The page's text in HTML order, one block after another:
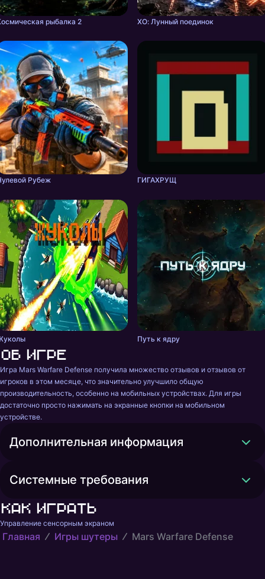
рыбалка 2 ХО: Лунный поединок
Рубеж ГИГАХРУЩ
Путь к ядру
Об игре
Игра Mars Warfare Defense получила множество отзывов и отзывов от
игроков в этом месяце, что значительно улучшило общую
производительность, особенно на мобильных устройствах. Для игры
достаточно просто нажимать на экранные кнопки на мобильном
устройстве.
Дополнительная информация
Системные требования
Как играть
Управление сенсорным экраном
Главная Игры шутеры Mars Warfare Defense